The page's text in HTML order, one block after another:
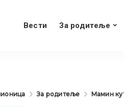
Вести За родитеље
За родитеље Мамин